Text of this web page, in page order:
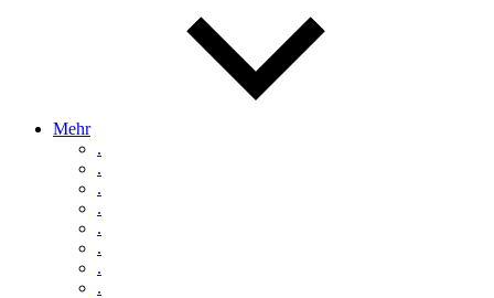
Mehr
.
.
.
.
.
.
.
.